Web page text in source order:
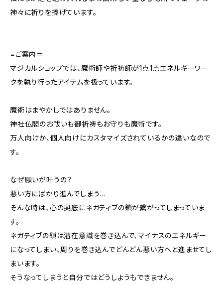
神々に祈りを捧げています。
=ご案内＝
マジカルショップでは、魔術師や祈祷師が1点1点エネルギーワー
クを執り行ったアイテムを扱っています。
魔術はまやかしではありません。
神社仏閣のお祓いも御祈祷もお守りも魔術です。
万人向けか、個人向けにカスタマイズされているかの違いなので
す。
なぜ願いが叶うの？
悪い方にばかり進んでしまう…
そんな時は、心の奥底にネガティブの鎖が繋がってしまっていま
す。
ネガティブの鎖は潜在意識を巻き込んで、マイナスのエネルギー
になってしまい、周りを巻き込んでどんどん悪い方へと進ませてし
まいます。
そうなってしまうと自分ではどうしようもできません。